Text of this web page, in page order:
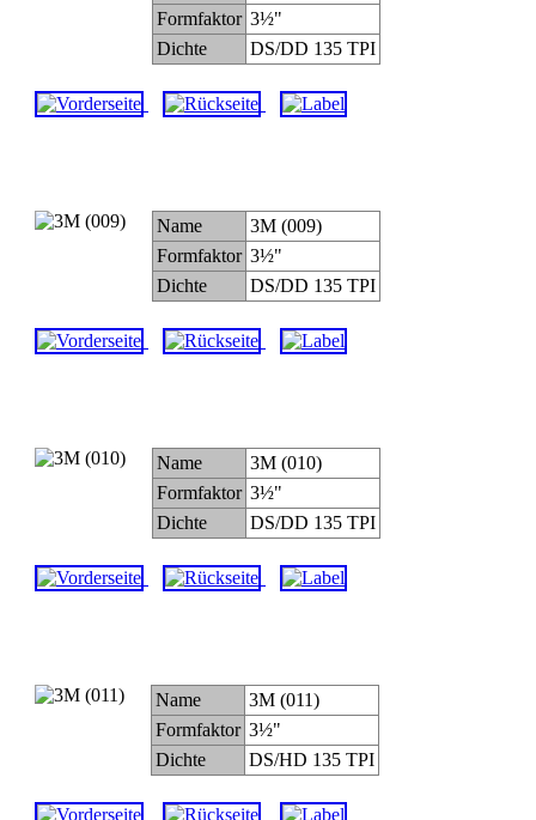
Formfaktor 3½"
Dichte
DS/DD 135 TPI
Name
3M (009)
Formfaktor 3½"
Dichte
DS/DD 135 TPI
Name
3M (010)
Formfaktor 3½"
Dichte
DS/DD 135 TPI
Name
3M (011)
Formfaktor 3½"
Dichte
DS/HD 135 TPI